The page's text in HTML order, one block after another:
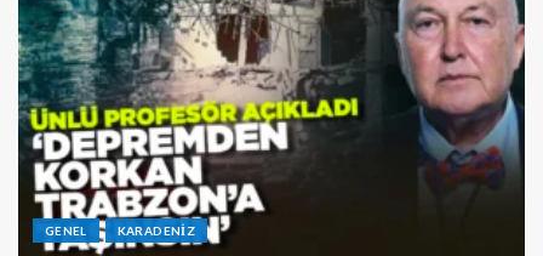
GENEL KARADENIZ